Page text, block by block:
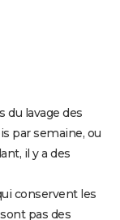
du lavage des
par semaine, ou
il y a des
conservent les
pas des